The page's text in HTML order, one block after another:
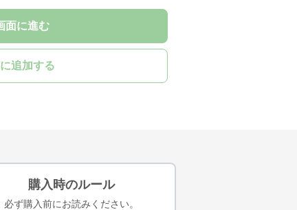
面に進む
追加する
購入時のルール
必ず購入前にお読みください。